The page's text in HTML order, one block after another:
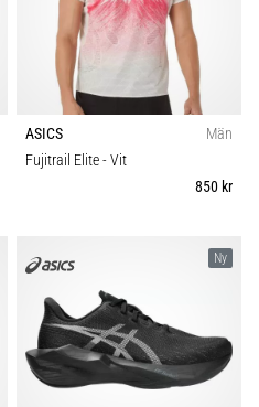
ASICS
Män
Fujitrail Elite- Vit
850 kr
Ny